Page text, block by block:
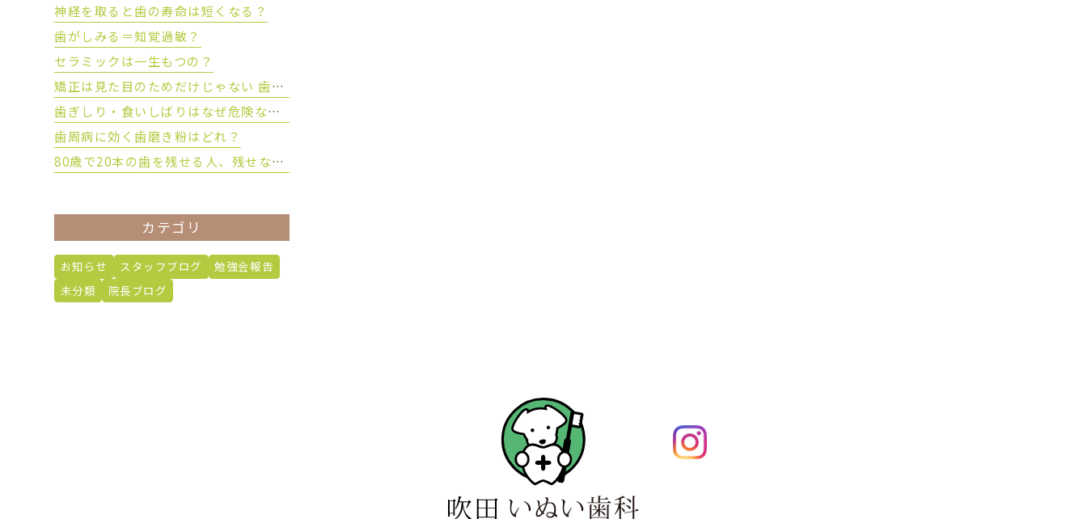
神経を取ると歯の寿命は短くなる？
歯がしみる＝知覚過敏？
セラミックは一生もつの？
矯正は見た目のためだけじゃない 歯を守るために大切な理由とは？
歯ぎしり・食いしばりはなぜ危険なのか？
歯周病に効く歯磨き粉はどれ？
80歳で20本の歯を残せる人、残せない人の違いとは？
カテゴリ
お知らせ スタッフブログ
勉強会報告
未分類
院長ブログ